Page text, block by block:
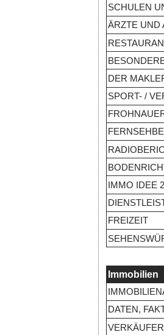
SCHULEN
ÄRZTE UND
DER
SPORT- /
IMMO IDEE
FREIZEIT
Immobilien
DATEN,